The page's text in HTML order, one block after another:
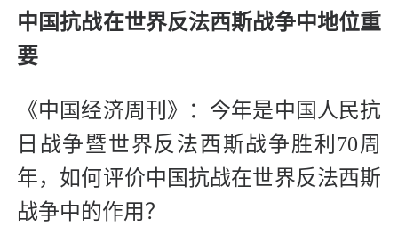
中国抗战在世界反法西斯战争中地位重
要
《中国经济周刊》：今年是中国人民抗
日战争暨世界反法西斯战争胜利70周
年，如何评价中国抗战在世界反法西斯
战争中的作用？